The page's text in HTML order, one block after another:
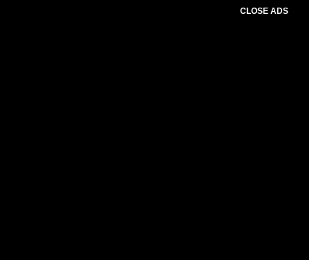
CLOSE ADS